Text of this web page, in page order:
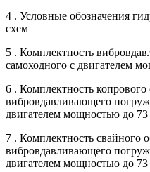
4 . Условные обозначения
схем
5 . Комплектность
самоходного с двигателем
6 . Комплектность копрового
вибровдавливающего
двигателем мощностью до
7 . Комплектность свайного
вибровдавливающего
двигателем мощностью до